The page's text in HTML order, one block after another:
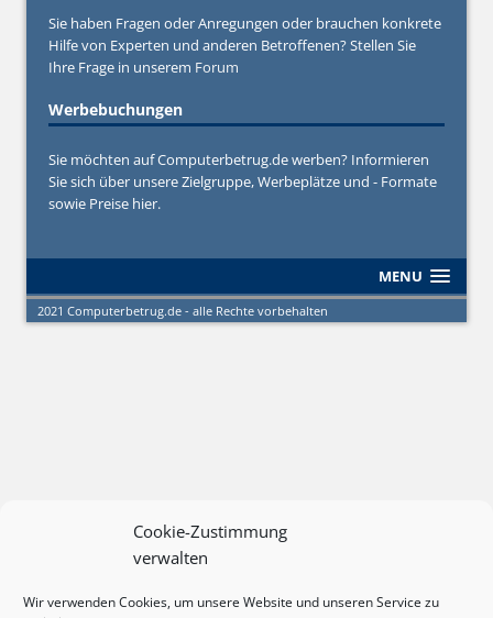
Cookie-Zustimmung
verwalten
Wir verwenden Cookies, um unsere Website und unseren Service zu
Sie haben Fragen oder Anregungen oder brauchen konkrete
Hilfe von Experten und anderen Betroffenen? Stellen Sie
Ihre Frage in unserem Forum
Werbebuchungen
Sie möchten auf Computerbetrug.de werben? Informieren
Sie sich über unsere Zielgruppe, Werbeplätze und - Formate
sowie Preise hier.
MENU
2021 Computerbetrug.de - alle Rechte vorbehalten